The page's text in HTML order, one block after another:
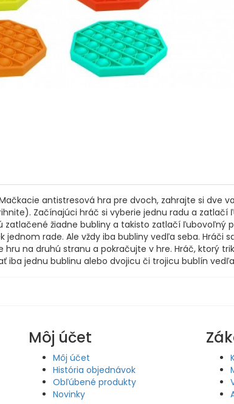
Mačkacie antistresová hra pre dvoch, zahrajte si
Začínajúci hráč si vyberie jednu radu a
zatlačené žiadne bubliny a takisto zatlačí
rade. Ale vždy iba bubliny vedľa seba. Hráči
hru na druhú stranu a pokračujte v hre. Hráč, ktorý
iba jednu bublinu alebo dvojicu či trojicu bublín
Môj účet
Môj účet
História objednávok
Obľúbené produkty
Novinky